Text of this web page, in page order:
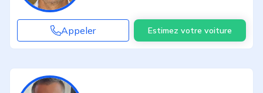
Appeler Estimez votre voiture